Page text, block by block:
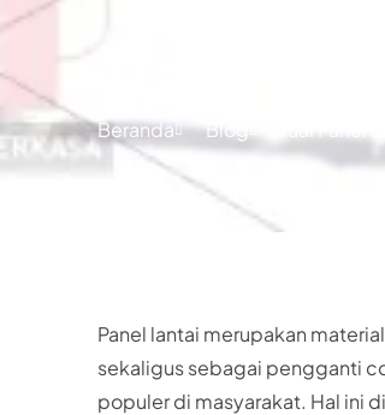
Beranda Blog
Panel lantai merupakan
sekaligus sebagai pengganti
populer di masyarakat. Hal ini